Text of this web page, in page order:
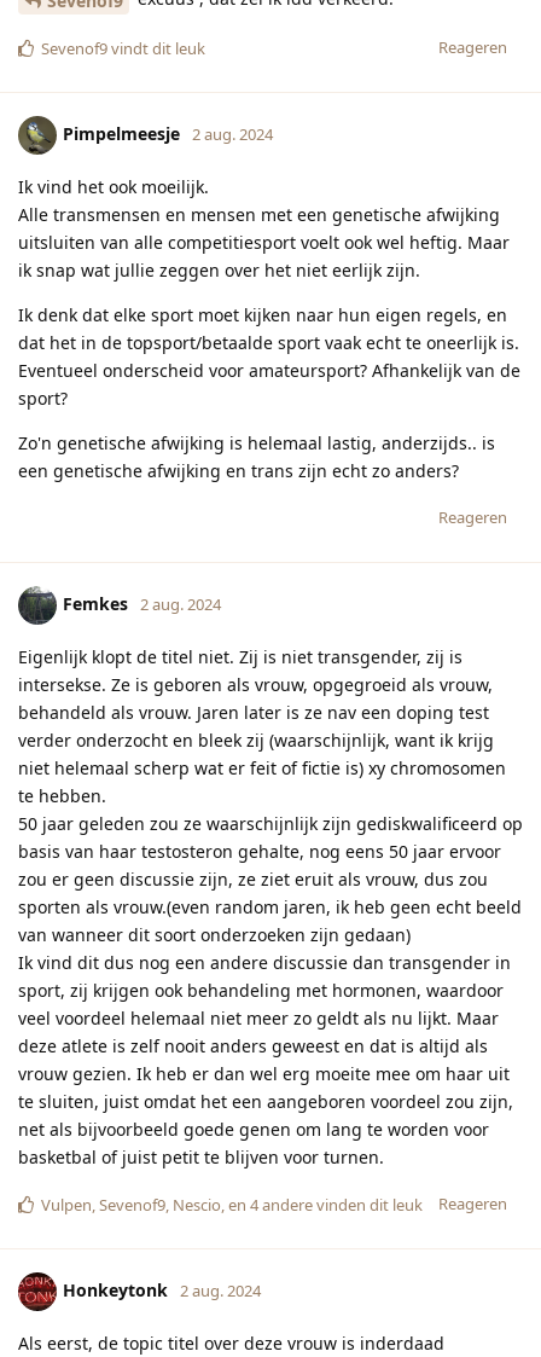
Reageren
Sevenof9vindt dit leuk
Pimpelmeesje 2 aug. 2024
Ik vind het ook moeilijk.
Alle transmensen en mensen met een genetische afwijking
uitsluiten van alle competitiesport voelt ook wel heftig. Maar
ik snap wat jullie zeggen over het niet eerlijk zijn.
Ik denk dat elke sport moet kijken naar hun eigen regels, en
dat het in de topsport/betaalde sport vaak echt te oneerlijk is.
Eventueel onderscheid voor amateursport? Afhankelijk van de
sport?
Zo'n genetische afwijking is helemaal lastig, anderzijds.. is
een genetische afwijking en trans zijn echt zo anders?
Reageren
Femkes 2 aug. 2024
Eigenlijk klopt de titel niet. Zij is niet transgender, zij is
intersekse. Ze is geboren als vrouw, opgegroeid als vrouw,
behandeld als vrouw. Jaren later is ze nav een doping test
verder onderzocht en bleek zij (waarschijnlijk, want ik krijg
niet helemaal scherp wat er feit of fictie is) xy chromosomen
te hebben.
50 jaar geleden zou ze waarschijnlijk zijn gediskwalificeerd op
basis van haar testosteron gehalte, nog eens 50 jaar ervoor
zou er geen discussie zijn, ze ziet eruit als vrouw, dus zou
sporten als vrouw.(even random jaren, ik heb geen echt beeld
van wanneer dit soort onderzoeken zijn gedaan)
Ik vind dit dus nog een andere discussie dan transgender in
sport, zij krijgen ook behandeling met hormonen, waardoor
veel voordeel helemaal niet meer zo geldt als nu lijkt. Maar
deze atlete is zelf nooit anders geweest en dat is altijd als
vrouw gezien. Ik heb er dan wel erg moeite mee om haar uit
te sluiten, juist omdat het een aangeboren voordeel zou zijn,
net als bijvoorbeeld goede genen om lang te worden voor
basketbal of juist petit te blijven voor turnen.
Reageren
Vulpen,Sevenof9, Nescio, en 4anderevinden dit leuk
Honkeytonk 2 aug. 2024
Als eerst, de topic titel over deze vrouw is inderdaad